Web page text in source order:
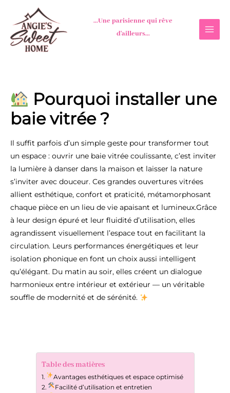
contenu
...Une parisienne qui rêve
d'ailleurs...
Pourquoi installer une
baie vitrée ?
Il suffit parfois d’un simple geste pour transformer tout
un espace : ouvrir une baie vitrée coulissante, c’est inviter
la lumière à danser dans la maison et laisser la nature
s’inviter avec douceur. Ces grandes ouvertures vitrées
allient esthétique, confort et praticité, métamorphosant
chaque pièce en un lieu de vie apaisant et lumineux.Grâce
à leur design épuré et leur fluidité d’utilisation, elles
agrandissent visuellement l’espace tout en facilitant la
circulation. Leurs performances énergétiques et leur
isolation phonique en font un choix aussi intelligent
qu’élégant. Du matin au soir, elles créent un dialogue
harmonieux entre intérieur et extérieur — un véritable
souffle de modernité et de sérénité.
Table des matières
Avantages esthétiques et espace optimisé
Facilité d’utilisation et entretien